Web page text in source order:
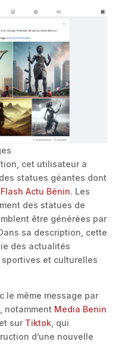
cet utilisateur a
statues géantes dont
Flash Actu Bénin. Les
des statues de
être générées par
sa description, cette
des actualités
et culturelles
le même message par
notamment Media Benin
et sur Tiktok, qui
d’une nouvelle